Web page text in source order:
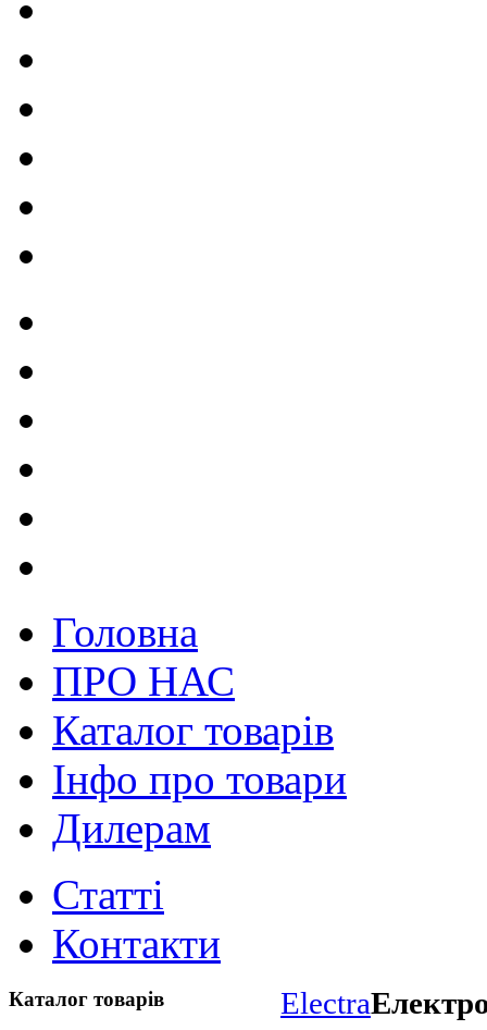
Головна
ПРО НАС
Каталог товарів
Інфо про товари
Дилерам
Статті
Контакти
Electra
Каталог товарів